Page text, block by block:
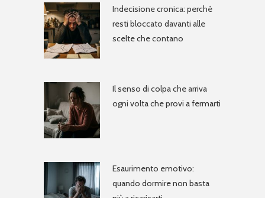
Indecisione cronica: perché
resti bloccato davanti alle
scelte che contano
Il senso di colpa che arriva
ogni volta che provi a fermarti
Esaurimento emotivo:
quando dormire non basta